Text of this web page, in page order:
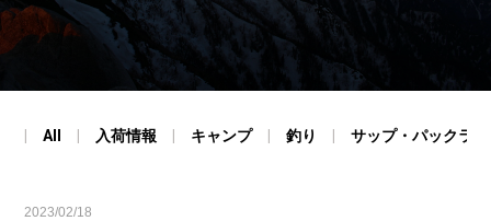
All 入荷情報 キャンプ 釣り サップ・パックラ
2023/02/18